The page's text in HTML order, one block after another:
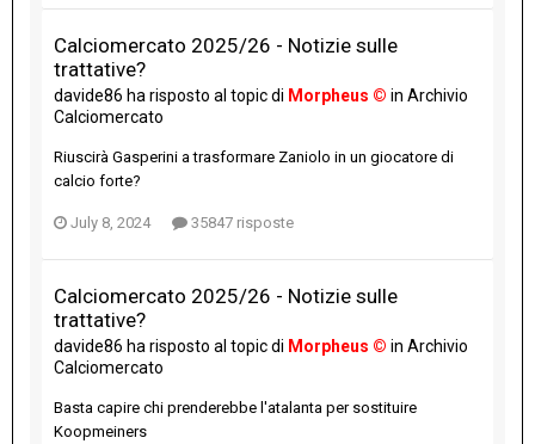
Calciomercato 2025/26 - Notizie sulle
trattative?
davide86 ha risposto al topic di Morpheus © in Archivio
Calciomercato
Riuscirà Gasperini a trasformare Zaniolo in un giocatore di
calcio forte?
July 8, 2024 35847 risposte
Calciomercato 2025/26 - Notizie sulle
trattative?
davide86 ha risposto al topic di Morpheus © in Archivio
Calciomercato
Basta capire chi prenderebbe l'atalanta per sostituire
Koopmeiners